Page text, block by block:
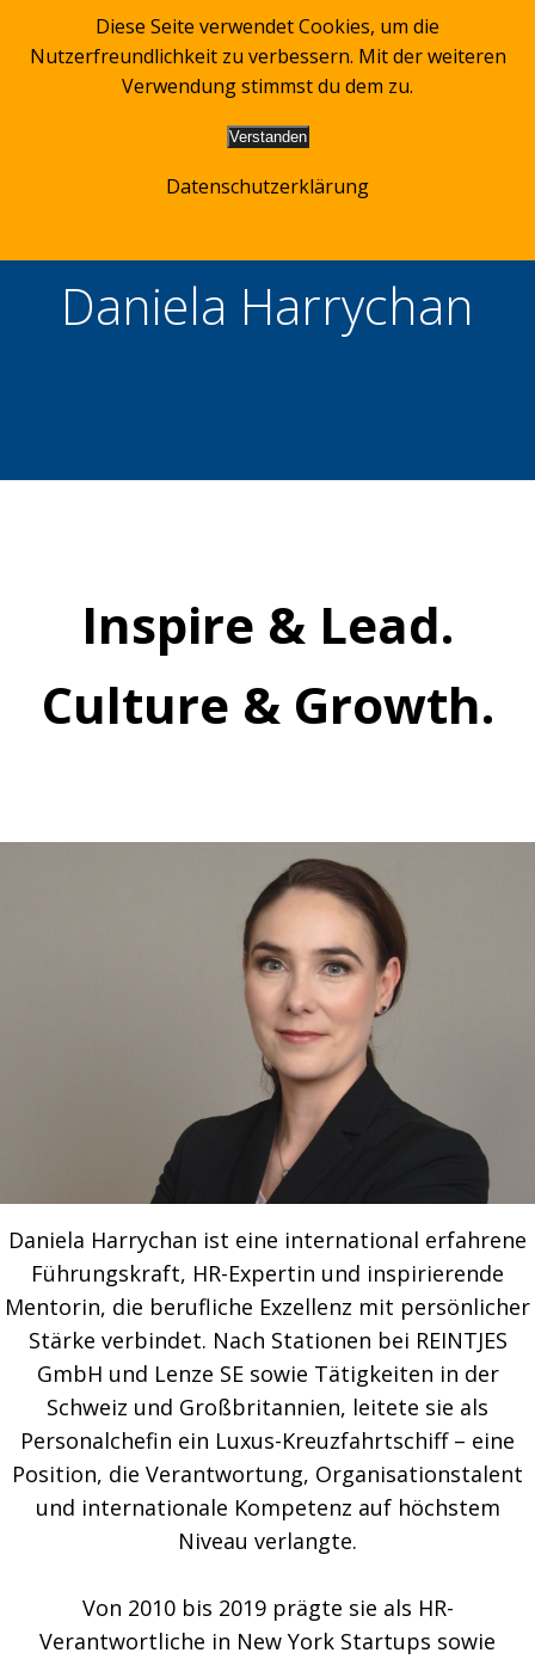
Zum
Inhalt
springen
Daniela Harrychan
Inspire & Lead.
Culture & Growth.
Daniela Harrychan ist eine international erfahrene
Führungskraft, HR-Expertin und inspirierende
Mentorin, die berufliche Exzellenz mit persönlicher
Stärke verbindet. Nach Stationen bei REINTJES
GmbH und Lenze SE sowie Tätigkeiten in der
Schweiz und Großbritannien, leitete sie als
Personalchefin ein Luxus-Kreuzfahrtschiff – eine
Position, die Verantwortung, Organisationstalent
und internationale Kompetenz auf höchstem
Niveau verlangte.
Von 2010 bis 2019 prägte sie als HR-
Verantwortliche in New York Startups sowie
Diese Seite verwendet Cookies, um die
Nutzerfreundlichkeit zu verbessern. Mit der weiteren
Verwendung stimmst du dem zu.
Verstanden
Datenschutzerklärung